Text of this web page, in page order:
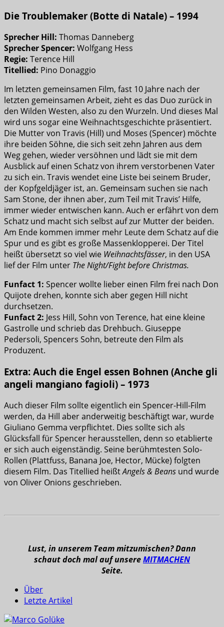
Die Troublemaker (Botte di Natale) – 1994
Sprecher Hill: Thomas Danneberg
Sprecher Spencer: Wolfgang Hess
Regie: Terence Hill
Titellied: Pino Donaggio
Im letzten gemeinsamen Film, fast 10 Jahre nach der
letzten gemeinsamen Arbeit, zieht es das Duo zurück in
den Wilden Westen, also zu den Wurzeln. Und dieses Mal
wird uns sogar eine Weihnachtsgeschichte präsentiert.
Die Mutter von Travis (Hill) und Moses (Spencer) möchte
ihre beiden Söhne, die sich seit zehn Jahren aus dem
Weg gehen, wieder versöhnen und lädt sie mit dem
Ausblick auf einen Schatz von ihrem verstorbenen Vater
zu sich ein. Travis wendet eine Liste bei seinem Bruder,
der Kopfgeldjäger ist, an. Gemeinsam suchen sie nach
Sam Stone, der ihnen aber, zum Teil mit Travis’ Hilfe,
immer wieder entwischen kann. Auch er erfährt von dem
Schatz und macht sich selbst auf zur Mutter der beiden.
Am Ende kommen immer mehr Leute dem Schatz auf die
Spur und es gibt es große Massenklopperei. Der Titel
heißt übersetzt so viel wie Weihnachtsfässer, in den USA
lief der Film unter The Night/Fight before Christmas.
Funfact 1: Spencer wollte lieber einen Film frei nach Don
Quijote drehen, konnte sich aber gegen Hill nicht
durchsetzen.
Funfact 2: Jess Hill, Sohn von Terence, hat eine kleine
Gastrolle und schrieb das Drehbuch. Giuseppe
Pedersoli, Spencers Sohn, betreute den Film als
Produzent.
Extra: Auch die Engel essen Bohnen (Anche gli
angeli mangiano fagioli) – 1973
Auch dieser Film sollte eigentlich ein Spencer-Hill-Film
werden, da Hill aber anderweitig beschäftigt war, wurde
Giuliano Gemma verpflichtet. Dies sollte sich als
Glücksfall für Spencer herausstellen, denn so etablierte
er sich auch eigenständig. Seine berühmtesten Solo-
Rollen (Plattfuss, Banana Joe, Hector, Mücke) folgten
diesem Film. Das Titellied heißtAngels & Beans und wurde
von Oliver Onions geschrieben.
Lust, in unserem Team mitzumischen? Dann
schaut doch mal auf unsereMITMACHEN
Seite.
Über
Letzte Artikel